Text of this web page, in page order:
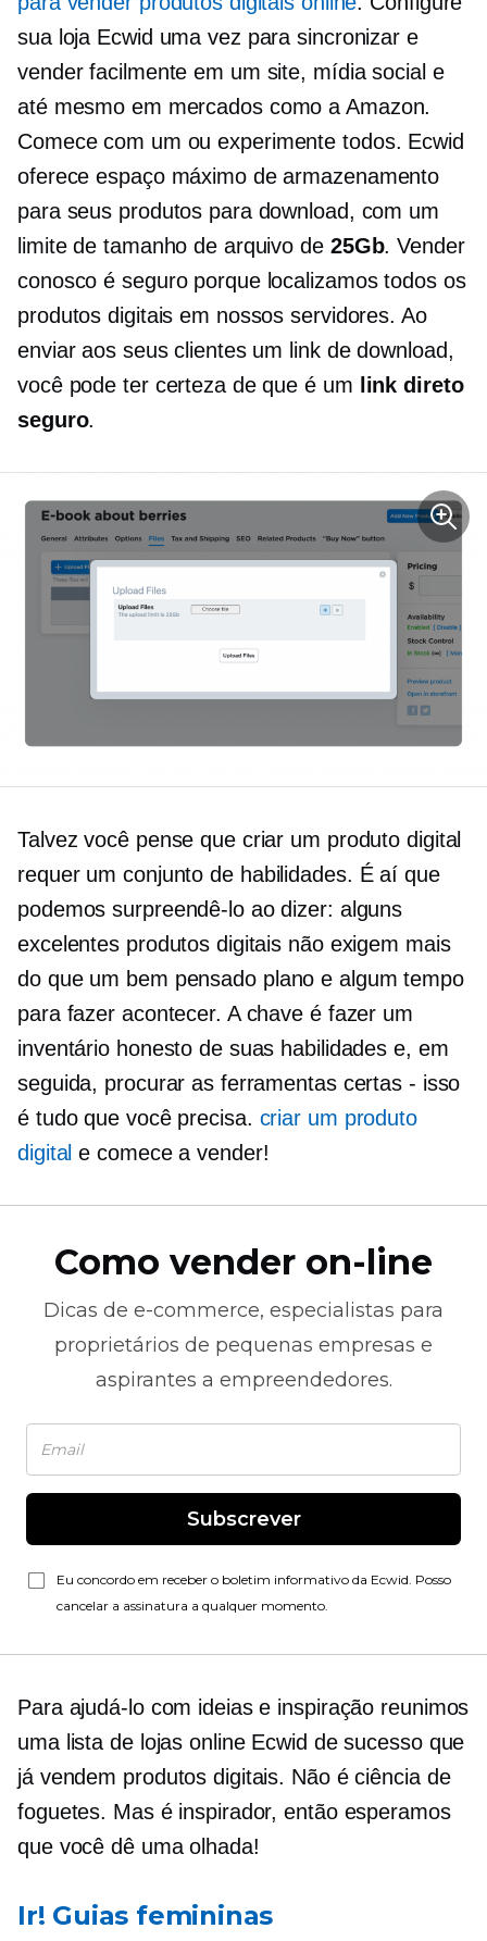
sua loja Ecwid uma vez para sincronizar e
vender facilmente em um site, mídia social e
até mesmo em mercados como a Amazon.
Comece com um ou experimente todos. Ecwid
oferece espaço máximo de armazenamento
para seus produtos para download, com um
limite de tamanho de arquivo de 25Gb. Vender
conosco é seguro porque localizamos todos os
produtos digitais em nossos servidores. Ao
enviar aos seus clientes um link de download,
você pode ter certeza de que é um
link direto
seguro.
Talvez você pense que criar um produto digital
requer umconjunto de habilidades. É aí que
podemos surpreendê-lo ao dizer: alguns
excelentes produtos digitais não exigem mais
do que um bem pensadoplano e algum tempo
para fazer acontecer. A chave é fazer um
inventário honesto de suas habilidades e, em
seguida, procurar as ferramentas certas - isso
é tudo que você precisa. criar um produto
digital e comece a vender!
Como vender on-line
Dicas de e-commerce, especialistas para
proprietários de pequenas empresas e
aspirantes a empreendedores.
Subscrever
Eu concordo em receber o boletim informativo da Ecwid. Posso
cancelar a assinatura a qualquer momento.
Para ajudá-lo com ideias e inspiração reunimos
uma lista de lojas online Ecwid de sucesso que
já vendem produtos digitais. Não é ciência de
foguetes. Mas é inspirador, então esperamos
que você dê uma olhada!
Ir! Guias femininas